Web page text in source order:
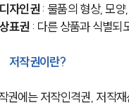
디자인권 : 물품의 형상, 모
상표권 : 다른 상품과 식별되
저작권이란?
권에는 저작인격권, 저작